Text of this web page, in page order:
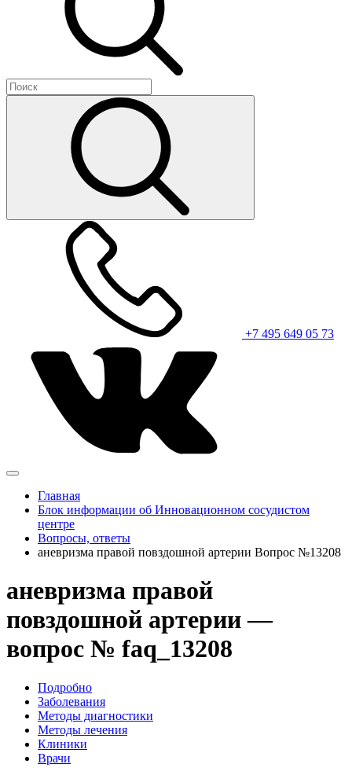
+7 495 649 05 73
Главная
Блок информации об Инновационном сосудистом
центре
Вопросы, ответы
аневризма правой повздошной артерии Вопрос №13208
аневризма правой
повздошной артерии —
вопрос № faq_13208
Подробно
Заболевания
Методы диагностики
Методы лечения
Клиники
Врачи